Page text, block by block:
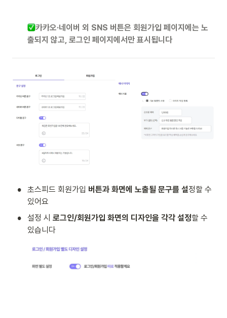
카카오·네이버 외 SNS 버튼은 회원가입 페이지에는 노
출되지 않고, 로그인 페이지에서만 표시됩니다
• 초스피드 회원가입 버튼과 화면에 노출될 문구를 설정할 수
있어요
• 설정 시 로그인/회원가입 화면의 디자인을 각각 설정할 수
있습니다